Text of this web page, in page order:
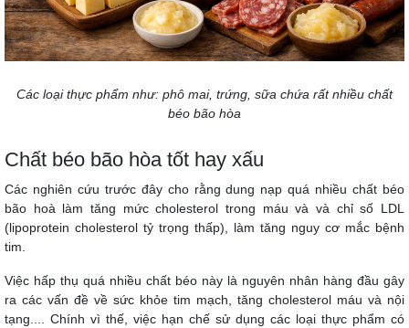
Các loại thực phẩm như: phô mai, trứng, sữa chứa rất nhiều chất
béo bão hòa
Chất béo bão hòa tốt hay xấu
Các nghiên cứu trước đây cho rằng dung nạp quá nhiều chất béo
bão hoà làm tăng mức cholesterol trong máu và và chỉ số LDL
(lipoprotein cholesterol tỷ trọng thấp), làm tăng nguy cơ mắc bệnh
tim.
Việc hấp thụ quá nhiều chất béo này là nguyên nhân hàng đầu gây
ra các vấn đề về sức khỏe tim mạch, tăng cholesterol máu và nội
tạng.... Chính vì thế, việc hạn chế sử dụng các loại thực phẩm có